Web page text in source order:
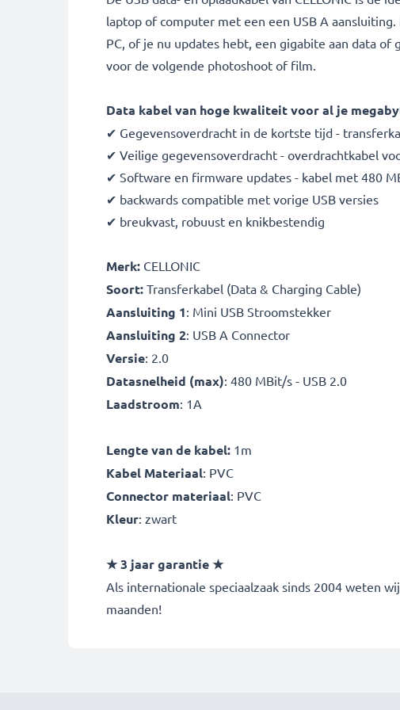
laptop of computer met een een USB A
PC, of je nu updates hebt, een gigabite aan data
voor de volgende photoshoot of film.
Data kabel van hoge kwaliteit voor al je
✔ Gegevensoverdracht in de kortste tijd -
✔ Veilige gegevensoverdracht - overdrachtkabel
✔ Software en firmware updates - kabel met 480
✔ backwards compatible met vorige USB versies
✔ breukvast, robuust en knikbestendig
Merk: CELLONIC
Soort: Transferkabel (Data & Charging Cable)
Aansluiting 1: Mini USB Stroomstekker
Aansluiting 2: USB A Connector
Versie: 2.0
Datasnelheid (max): 480 MBit/s - USB 2.0
Laadstroom: 1A
Lengte van de kabel: 1m
Kabel Materiaal: PVC
Connector materiaal: PVC
Kleur: zwart
★ 3 jaar garantie ★
Als internationale speciaalzaak sinds 2004 weten
maanden!